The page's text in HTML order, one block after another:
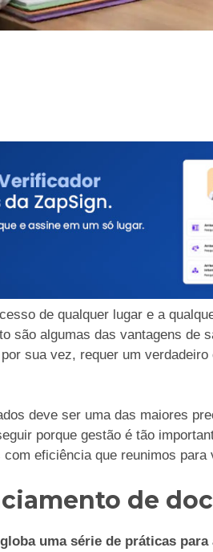
de qualquer lugar e a
são algumas das vantagens de
sua vez, requer um
deve ser uma das maiores
porque gestão é tão
eficiência que reunimos para
de
uma série de práticas